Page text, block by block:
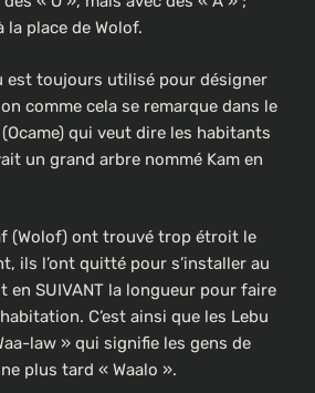
la place de Wolof.
est toujours utilisé pour désigner
comme cela se remarque dans le
(Ocame) qui veut dire les habitants
un grand arbre nommé Kam en
(Wolof) ont trouvé trop étroit le
ils l’ont quitté pour s’installer au
en SUIVANT la longueur pour faire
C’est ainsi que les Lebu
law » qui signifie les gens de
plus tard « Waalo ».